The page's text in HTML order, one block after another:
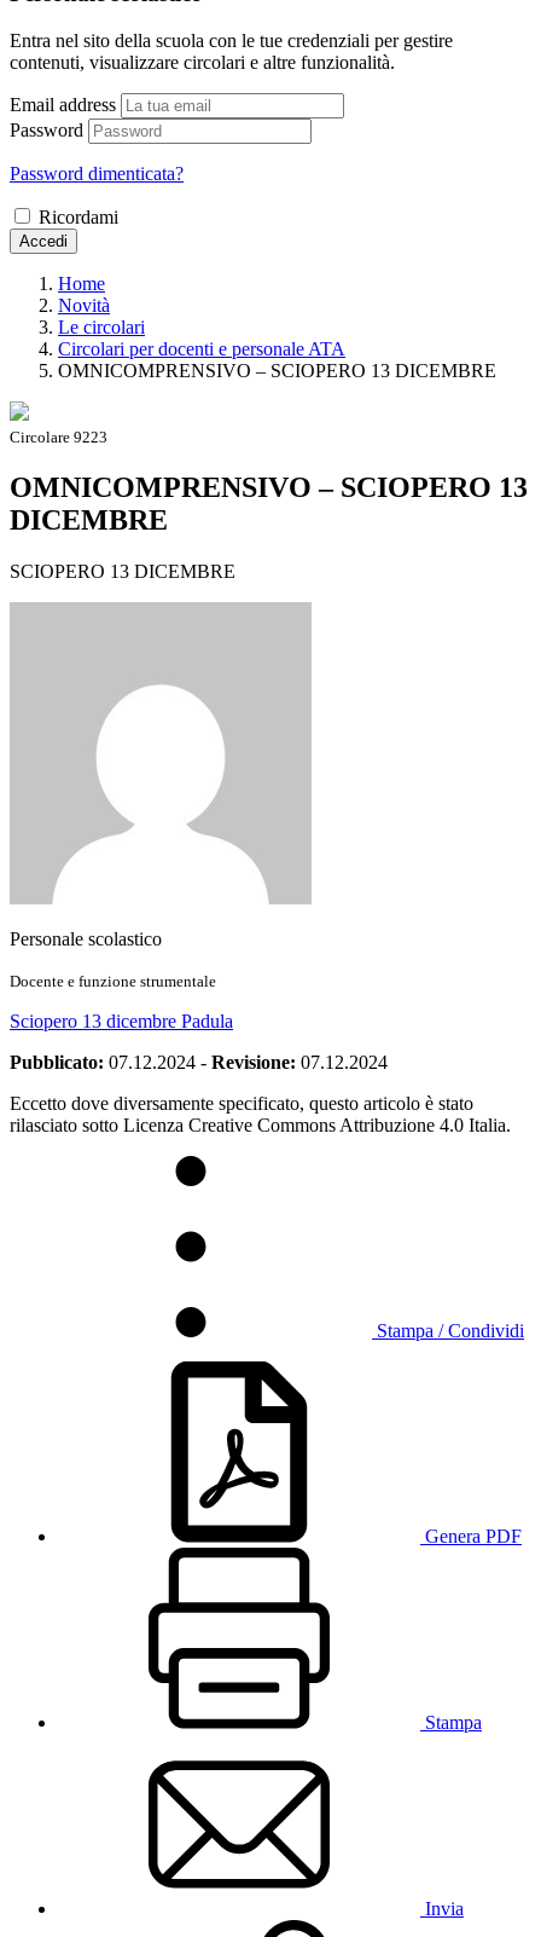
Entra nel sito della scuola con le tue credenziali per gestire
contenuti, visualizzare circolari e altre funzionalità.
Email address
Password
Password dimenticata?
Ricordami
Accedi
Home
Novità
Le circolari
Circolari per docenti e personale ATA
OMNICOMPRENSIVO – SCIOPERO 13 DICEMBRE
Circolare 9223
OMNICOMPRENSIVO – SCIOPERO 13
DICEMBRE
SCIOPERO 13 DICEMBRE
Personale scolastico
Docente e funzione strumentale
Sciopero 13 dicembre Padula
Pubblicato: 07.12.2024 - Revisione: 07.12.2024
Eccetto dove diversamente specificato, questo articolo è stato
rilasciato sotto Licenza Creative Commons Attribuzione 4.0 Italia.
Stampa / Condividi
Genera PDF
Stampa
Invia